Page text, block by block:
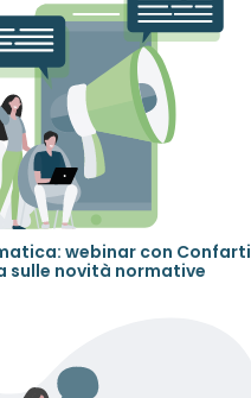
webinar con
sulle novità normative